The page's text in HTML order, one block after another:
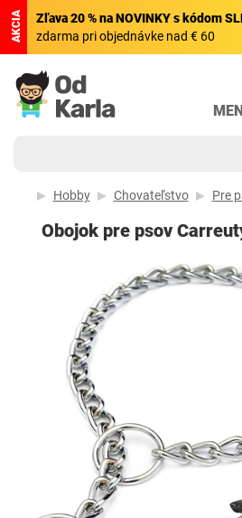
AKCIA Zľava 20 % na NOVINKY s kódom
zdarma pri objednávke nad € 60
Hobby Chovateľstvo Pre
Obojok pre psov